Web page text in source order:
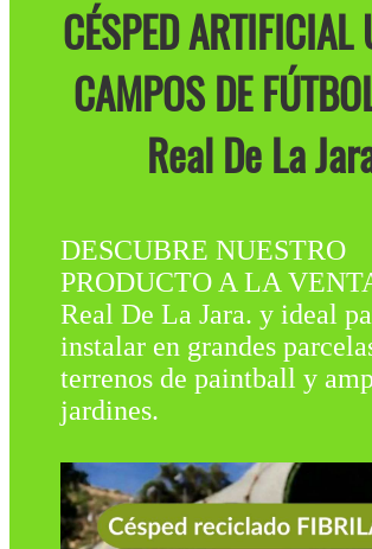
CÉSPED ARTIFICIAL
CAMPOS DE
Real De La
DESCUBRE NUESTRO
PRODUCTO A LA
Real De La Jara. y ideal
instalar en grandes
terrenos de paintball y
jardines.